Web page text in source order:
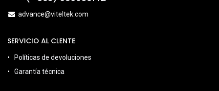
advance@viteltek.com
SERVICIO AL CLENTE
Políticas de devoluciones
Garantía técnica